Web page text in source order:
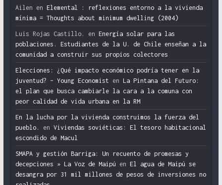
Ailen en Elemental : reflexiones entorno a la vivienda
mínima = Thoughts about minimum dwelling (2004)
Luis Rojas Castillo. en Energía solar para las
poblaciones. Estudiantes de la U. de Chile enseñan a la
comunidad a construir sus propios colectores
Elecciones: ¿Qué impacto económico podría tener en la
juventud? – Young Economist en La Pintana del Futuro:
el plan que busca cambiarle la cara a la comuna con
peor calidad de vida urbana en la RM
En la lucha por la vivienda construimos la fuerza del
pueblo.
en Viviendas soviéticas: El tesoro habitacional
escondido de Macul
SMAPA y gestión Barriga: Un recuento de promesas y
decepciones » La Voz de Maipú en El agua de Maipú se
desangra por 31 mil millones de pesos de inversiones no